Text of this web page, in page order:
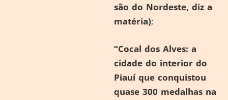
são do Nordeste, diz a
matéria);
“Cocal dos Alves: a
cidade do interior do
Piauí que conquistou
quase 300 medalhas na